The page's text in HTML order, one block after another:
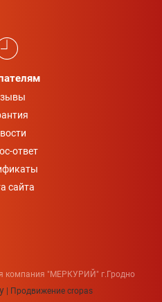
ответ
сайта
компания "МЕРКУРИЙ" г.Гродно
Продвижение cropas